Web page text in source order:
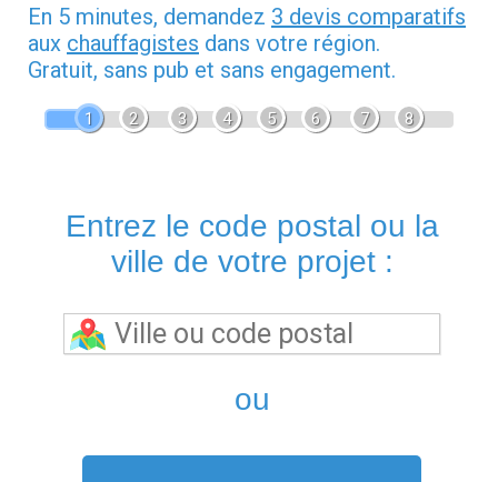
En 5 minutes, demandez 3 devis comparatifs
aux chauffagistes dans votre région.
Gratuit, sans pub et sans engagement.
1 2 3 4 5 6 7 8
Entrez le code postal ou la
ville de votre projet :
ou